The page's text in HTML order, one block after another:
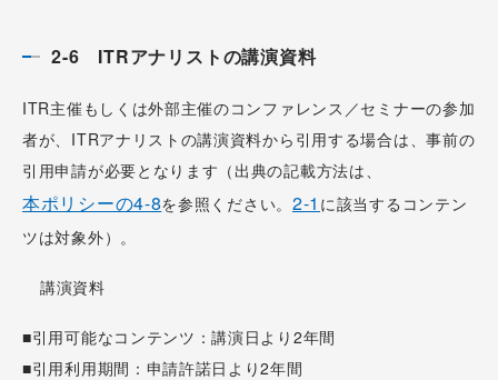
2-6 ITRアナリストの講演資料
ITR主催もしくは外部主催のコンファレンス／セミナーの参加
者が、ITRアナリストの講演資料から引用する場合は、事前の
引用申請が必要となります（出典の記載方法は、
本ポリシーの4-8を参照ください。 2-1 に該当するコンテン
ツは対象外）。
­­講演資料
■引用可能なコンテンツ：講演日より2年間
■引用利用期間：申請許諾日より2年間